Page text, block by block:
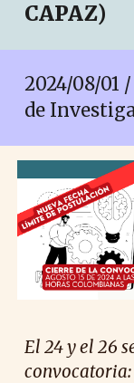
CAPAZ)
2024/08/01
de
El 24 y el 26
convocatoria: